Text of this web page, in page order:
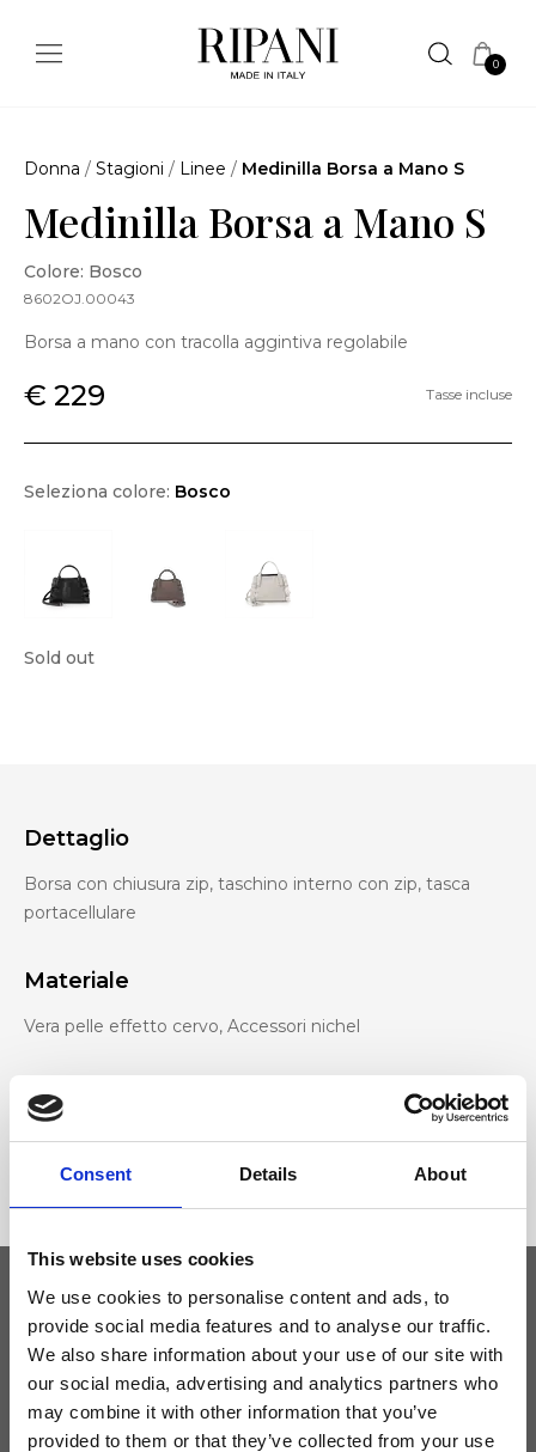
Consent Details About
This website uses cookies
We use cookies to personalise content and ads, to
provide social media features and to analyse our traffic.
We also share information about your use of our site with
our social media, advertising and analytics partners who
may combine it with other information that you’ve
provided to them or that they’ve collected from your use
0
Donna / Stagioni / Linee / Medinilla Borsa a Mano S
Medinilla Borsa a Mano S
Colore: Bosco
8602OJ.00043
Borsa a mano con tracolla aggintiva regolabile
€ 229 Tasse incluse
Seleziona colore: Bosco
Sold out
Dettaglio
Borsa con chiusura zip, taschino interno con zip, tasca
portacellulare
Materiale
Vera pelle effetto cervo, Accessori nichel
Dimensione
28 x 19 x 13cm (l x a x p)
Tieniti aggiornato
Non perdere le novità di Ripani, iscriviti alla newsletter!